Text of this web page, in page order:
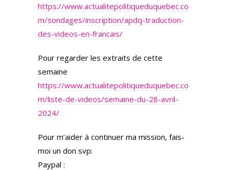
https://www.actualitepolitiqueduquebec.co
m/sondages/inscription/apdq-traduction-
des-videos-en-francais/
Pour regarder les extraits de cette
semaine
https://www.actualitepolitiqueduquebec.co
m/liste-de-videos/semaine-du-28-avril-
2024/
Pour m’aider à continuer ma mission, fais-
moi un don svp:
Paypal :